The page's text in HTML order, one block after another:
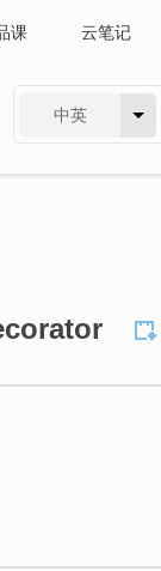
课 云笔记
中英